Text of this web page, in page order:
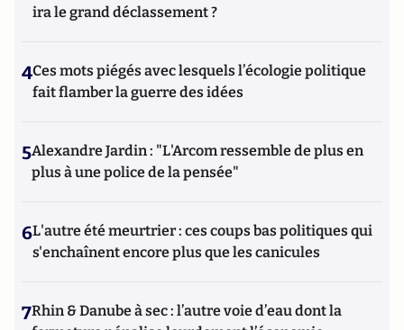
ira le grand déclassement ?
4Ces mots piégés avec lesquels l’écologie politique
fait flamber la guerre des idées
5Alexandre Jardin : "L'Arcom ressemble de plus en
plus à une police de la pensée"
6L'autre été meurtrier : ces coups bas politiques qui
s'enchaînent encore plus que les canicules
7Rhin & Danube à sec : l’autre voie d’eau dont la